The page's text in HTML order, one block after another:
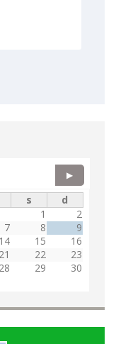
▶
s
d
1
2
7 8
9
14 15
16
21 22
23
28 29
30